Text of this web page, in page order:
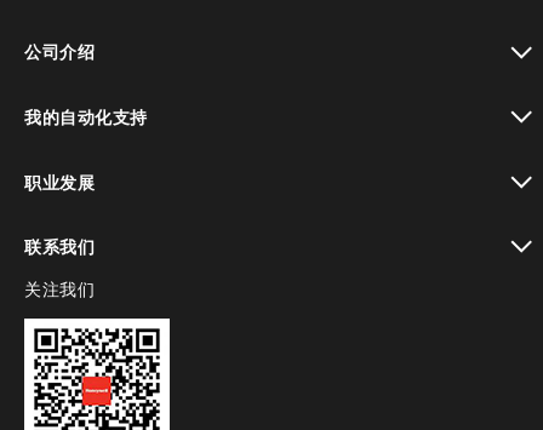
公司介绍
我的自动化支持
职业发展
联系我们
toggle view
关注我们